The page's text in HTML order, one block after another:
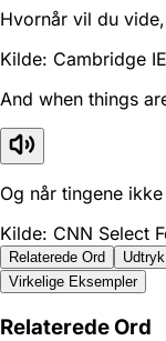
Hvornår vil du
Kilde: Cambridge
And when things
Og når tingene
Kilde: CNN Select
Relaterede Ord
Virkelige Eksempler
Relaterede Ord